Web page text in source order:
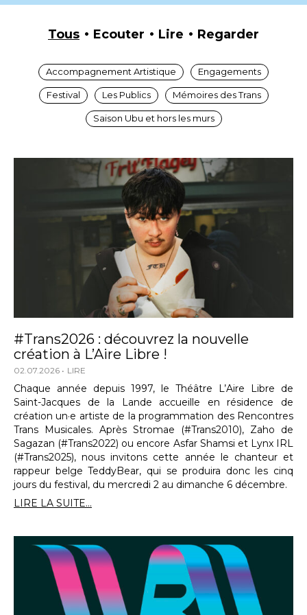
Tous Ecouter Lire Regarder
Accompagnement Artistique Engagements
Festival Les Publics Mémoires des Trans
Saison Ubu et hors les murs
#Trans2026 : découvrez la nouvelle
création à L’Aire Libre !
02.07.2026 LIRE
Chaque année depuis 1997, le Théâtre L’Aire Libre de
Saint-Jacques de la Lande accueille en résidence de
création un·e artiste de la programmation des Rencontres
Trans Musicales. Après Stromae (#Trans2010), Zaho de
Sagazan (#Trans2022) ou encore Asfar Shamsi et Lynx IRL
(#Trans2025), nous invitons cette année le chanteur et
rappeur belge TeddyBear, qui se produira donc les cinq
jours du festival, du mercredi 2 au dimanche 6 décembre.
LIRE LA SUITE...